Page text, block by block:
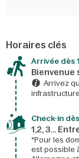
Horaires clés
Arrivée dès
Bienvenue
Arrivez
Check-in
1,2, 3…
*Pour les
est possible